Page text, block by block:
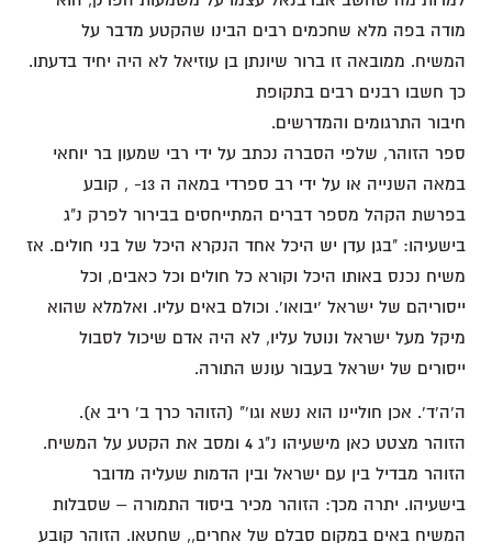
מודה בפה מלא שחכמים רבים הבינו שהקטע מדבר על
המשיח. ממובאה זו ברור שיונתן בן עוזיאל לא היה יחיד בדעתו.
כך חשבו רבנים רבים בתקופת
חיבור התרגומים והמדרשים.
ספר הזוהר, שלפי הסברה נכתב על ידי רבי שמעון בר יוחאי
במאה השנייה או על ידי רב ספרדי במאה ה 13- , קובע
בפרשת הקהל מספר דברים המתייחסים בבירור לפרק נ"ג
בישעיהו: "בגן עדן יש היכל אחד הנקרא היכל של בני חולים. אז
משיח נכנס באותו היכל וקורא כל חולים וכל כאבים, וכל
ייסוריהם של ישראל 'יבואו'. וכולם באים עליו. ואלמלא שהוא
מיקל מעל ישראל ונוטל עליו, לא היה אדם שיכול לסבול
ייסורים של ישראל בעבור עונש התורה.
ה'ה'ד'. אכן חוליינו הוא נשא וגו'" (הזוהר כרך ב' ריב א).
הזוהר מצטט כאן מישעיהו נ"ג 4 ומסב את הקטע על המשיח.
הזוהר מבדיל בין עם ישראל ובין הדמות שעליה מדובר
בישעיהו. יתרה מכך: הזוהר מכיר ביסוד התמורה – שסבלות
המשיח באים במקום סבלם של אחרים,, שחטאו. הזוהר קובע